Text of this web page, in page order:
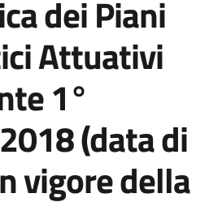
dei Piani
Attuativi
1°
(data di
vigore della